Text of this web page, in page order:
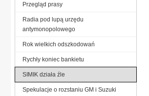
Przegląd prasy
Radia pod lupą urzędu
antymonopolowego
Rok wielkich odszkodowań
Rychły koniec bankietu
SIMIK działa źle
Spekulacje o rozstaniu GM i Suzuki